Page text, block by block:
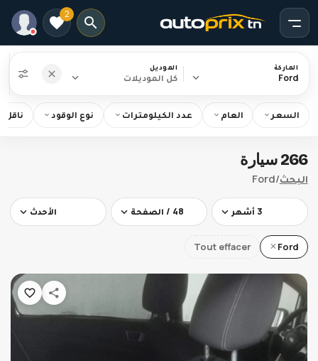
2
الماركة
Ford
الموديل
كل الموديلات
السعر العام عدد الكيلومترات نوع الوقود ناقل
الرئيسية
البحث
Ford
266 سيارة
البحث/
Ford
3 أشهر 48 / الصفحة الأحدث
Ford
Tout effacer